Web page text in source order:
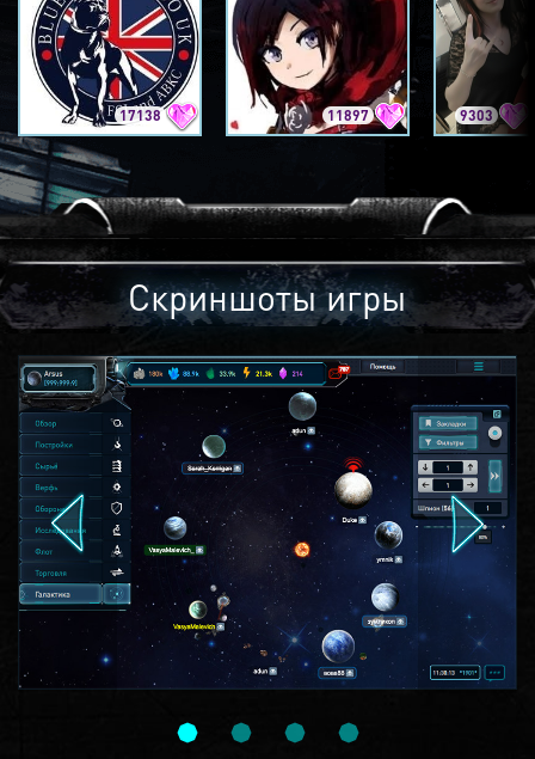
17138 11897 9303
Скриншоты игры